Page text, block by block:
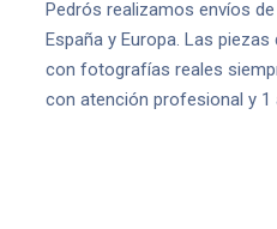
Pedrós realizamos envíos
España y Europa. Las
con fotografías reales
con atención profesional y 1